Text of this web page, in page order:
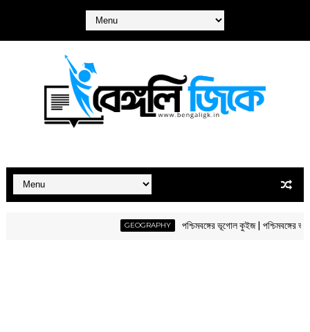
GEOGRAPHY পশ্চিমবঙ্গের ভূগোল কুইজ | পশ্চিমবঙ্গের ভূগোল